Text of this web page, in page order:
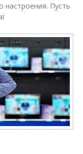
настроения. Пусть